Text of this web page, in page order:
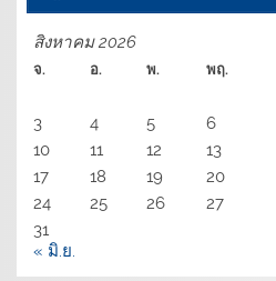
สิงหาคม 2026
จ. อ. พ. พฤ.
3
4 5 6
10
11 12 13
17
18 19 20
24
25 26 27
31
« มิ.ย.